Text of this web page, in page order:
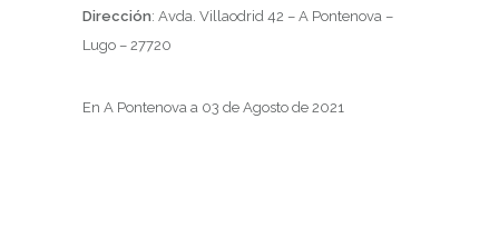
Dirección: Avda. Villaodrid 42 – A Pontenova –
Lugo – 27720
En A Pontenova a 03 de Agosto de 2021